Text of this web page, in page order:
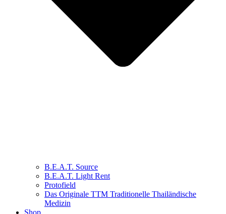
B.E.A.T. Source
B.E.A.T. Light Rent
Protofield
Das Originale TTM Traditionelle Thailändische
Medizin
Shop